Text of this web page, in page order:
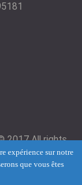
2017 All rights
Policy
expérience sur notre
que vous êtes